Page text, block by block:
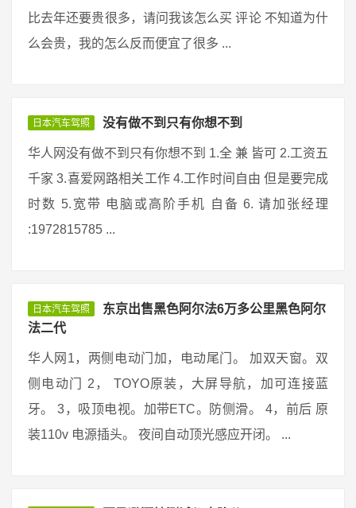
比去年还要贵很多，请问我该怎么买 评论 不知道为什
么会贵，我的怎么反而便宜了很多 ...
日本汽车驾照 没有做不到只有你想不到
华人网没有做不到只有你想不到 1.全 兼 皆可 2.工资五
千家 3.喜爱网路相关工作 4.工作时间自由 但是要完成
时数 5.宽带 电脑或高阶手机 自备 6. 请加张经理
:1972815785 ...
日本汽车驾照
东京出售黑色阿尔法6万多公里黑色阿尔
法二代
华人网1，两侧电动门加，电动尾门。 加双天窗。双
侧电动门 2， TOYO原装，大屏导航，加可连接蓝
牙。 3，吸顶电视。加带ETC。防侧滑。 4，前后 原
装110v 电源插头。 夜间自动顶光感应开闭。 ...